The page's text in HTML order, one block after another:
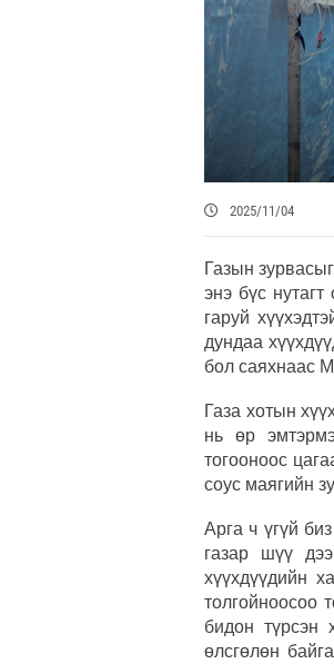
2025/11/04
Газын
энэ бүс
гаруй
дундаа
бол саяхнаас
Газа хотын
нь өр
тогооноос
соус маягийн
Арга ч үгүй
газар шүү
хүүхдүүдийн
толгойноосоо
бидон түрсэн
өлсгөлөн